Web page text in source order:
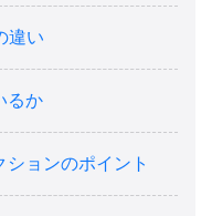
違い
るか
ションのポイント